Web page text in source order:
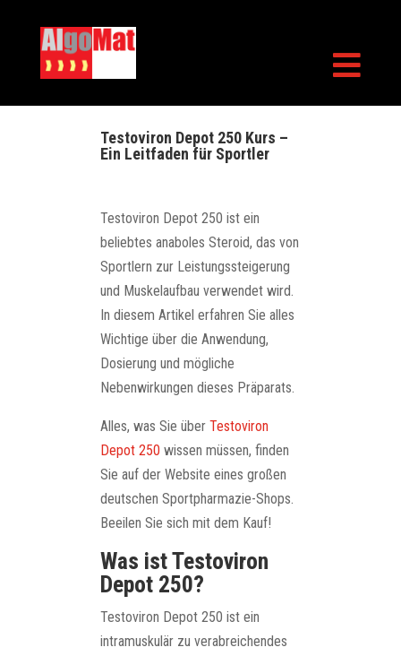

Testoviron Depot 250 Kurs –
Ein Leitfaden für Sportler
Testoviron Depot 250 ist ein
beliebtes anaboles Steroid, das von
Sportlern zur Leistungssteigerung
und Muskelaufbau verwendet wird.
In diesem Artikel erfahren Sie alles
Wichtige über die Anwendung,
Dosierung und mögliche
Nebenwirkungen dieses Präparats.
Alles, was Sie über Testoviron
Depot 250 wissen müssen, finden
Sie auf der Website eines großen
deutschen Sportpharmazie-Shops.
Beeilen Sie sich mit dem Kauf!
Was ist Testoviron
Depot 250?
Testoviron Depot 250 ist ein
intramuskulär zu verabreichendes